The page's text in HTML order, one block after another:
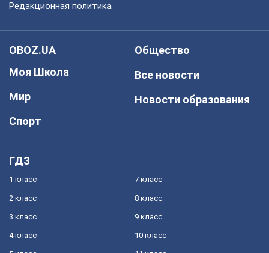
Редакционная политика
OBOZ.UA
Моя Школа
Мир
Спорт
Общество
Все новости
Новости образования
ГДЗ
1 класс
2 класс
3 класс
4 класс
7 класс
8 класс
9 класс
10 класс